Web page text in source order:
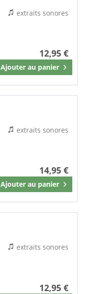
12,95 €
Ajouter au panier
Mémoriser
extraits sonores
14,95 €
Ajouter au panier
Mémoriser
extraits sonores
12,95 €
extraits sonores